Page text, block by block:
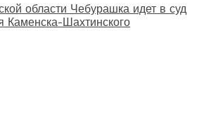
области Чебурашка идет в суд
Каменска-Шахтинского